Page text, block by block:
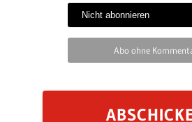
Abo ohne